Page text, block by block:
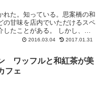
れた。知っている。思案橋の和
の甘味を店内でいただけるスペ
たことがある。 しかし、相
なく、扇町...
2016.03.04 2017.01.31
ワッフルと和紅茶が美
フェ